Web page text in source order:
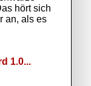
hört sich
an, als es
1.0...